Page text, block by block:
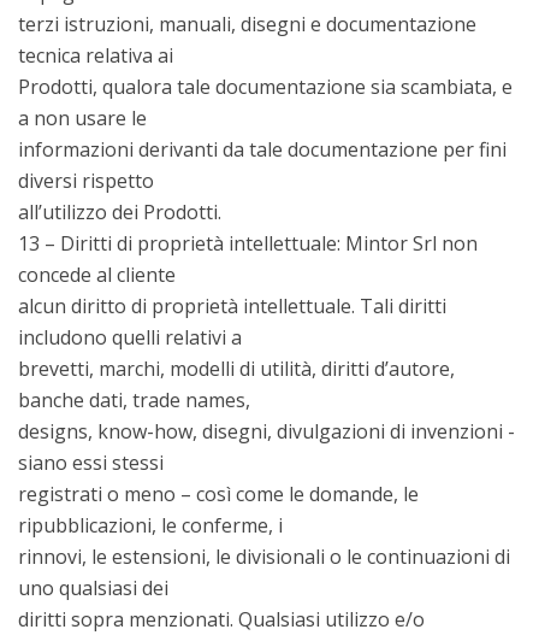
terzi istruzioni, manuali, disegni e documentazione
tecnica relativa ai
Prodotti, qualora tale documentazione sia scambiata, e
a non usare le
informazioni derivanti da tale documentazione per fini
diversi rispetto
all’utilizzo dei Prodotti.
13 – Diritti di proprietà intellettuale: Mintor Srl non
concede al cliente
alcun diritto di proprietà intellettuale. Tali diritti
includono quelli relativi a
brevetti, marchi, modelli di utilità, diritti d’autore,
banche dati, trade names,
designs, know-how, disegni, divulgazioni di invenzioni -
siano essi stessi
registrati o meno – così come le domande, le
ripubblicazioni, le conferme, i
rinnovi, le estensioni, le divisionali o le continuazioni di
uno qualsiasi dei
diritti sopra menzionati. Qualsiasi utilizzo e/o